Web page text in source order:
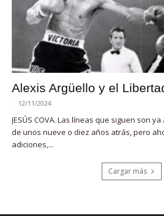
Alexis Argüello y el
- 12/11/2024
JESÚS COVA. Las líneas que siguen son
de unos nueve o diez años atrás, pero
adiciones,...
Cargar más